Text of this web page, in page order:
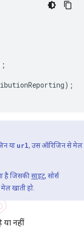
);
या url, उस ऑरिजिन से मेल
है जिसकीसाइट, सोर्स
खाती हो.
या नहीं